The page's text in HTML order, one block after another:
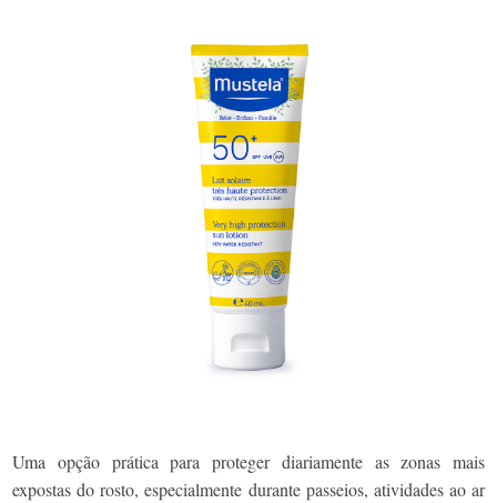
Uma opção prática para proteger diariamente as zonas mais
expostas do rosto, especialmente durante passeios, atividades ao ar